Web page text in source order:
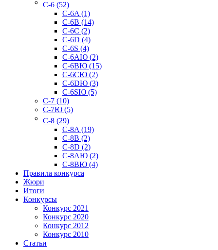
C-6 (52)
C-6A (1)
C-6B (14)
C-6C (2)
C-6D (4)
C-6S (4)
C-6AЮ (2)
C-6BЮ (15)
C-6CЮ (2)
C-6DЮ (3)
C-6SЮ (5)
C-7 (10)
C-7Ю (5)
C-8 (29)
C-8A (19)
C-8B (2)
C-8D (2)
C-8AЮ (2)
C-8BЮ (4)
Правила конкурса
Жюри
Итоги
Конкурсы
Конкурс 2021
Конкурс 2020
Конкурс 2012
Конкурс 2010
Статьи